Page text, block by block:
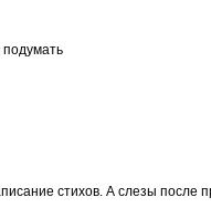
подумать
стихов. А слезы после